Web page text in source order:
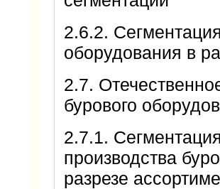
2.6.2.
оборудования в
2.7.
бурового
2.7.1.
производства
разрезе